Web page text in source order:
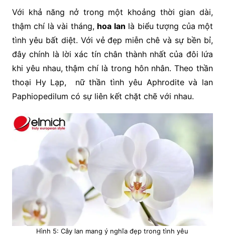
Với khả năng nở trong một khoảng thời gian dài,
thậm chí là vài tháng, hoa lan là biểu tượng của một
tình yêu bất diệt. Với vẻ đẹp miễn chê và sự bền bỉ,
đây chính là lời xác tín chân thành nhất của đôi lứa
khi yêu nhau, thậm chí là trong hôn nhân. Theo thần
thoại Hy Lạp, nữ thần tình yêu Aphrodite và lan
Paphiopedilum có sự liên kết chặt chẽ với nhau.
Hình 5: Cây lan mang ý nghĩa đẹp trong tình yêu